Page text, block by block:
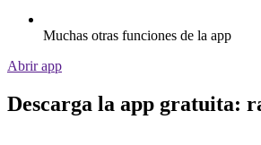
Muchas otras funciones de la app
Abrir app
Descarga la app gratuita: